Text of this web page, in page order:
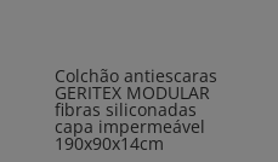
Colchão antiescaras
GERITEX MODULAR
fibras siliconadas
capa impermeável
190x90x14cm